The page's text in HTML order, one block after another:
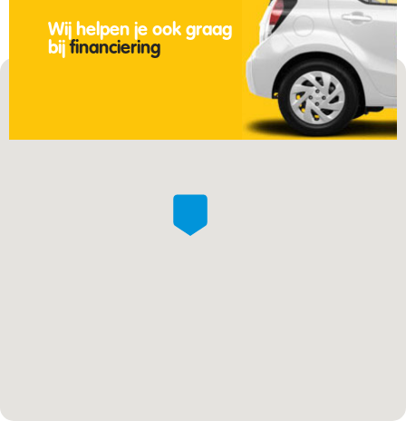
Wij helpen je ook graag
bijfinanciering